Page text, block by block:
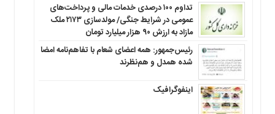
تداوم ۱۰۰ درصدی خدمات مالی و پرداخت‌های
عمومی در شرایط جنگی/ مولدسازی ۲۱۷۳ ملک
مازاد به ارزش ۹۰ هزار میلیارد تومان
رئیس‌جمهور: همه اعضای شعام با تفاهم‌نامه امضا
شده همدل و هم‌نظرند
اینفوگرافیک